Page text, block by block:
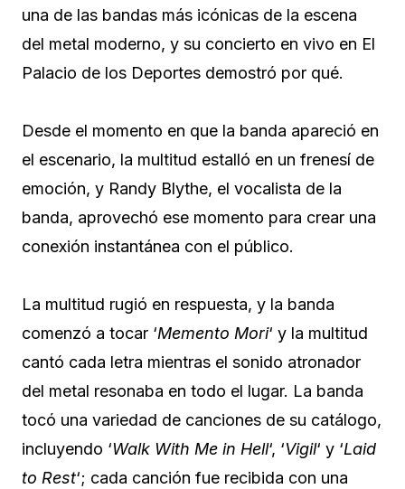
una de las bandas más icónicas de la escena
del metal moderno, y su concierto en vivo en El
Palacio de los Deportes demostró por qué.
Desde el momento en que la banda apareció en
el escenario, la multitud estalló en un frenesí de
emoción, y Randy Blythe, el vocalista de la
banda, aprovechó ese momento para crear una
conexión instantánea con el público.
La multitud rugió en respuesta, y la banda
comenzó a tocar ‘Memento Mori‘ y la multitud
cantó cada letra mientras el sonido atronador
del metal resonaba en todo el lugar. La banda
tocó una variedad de canciones de su catálogo,
incluyendo ‘Walk With Me in Hell‘, ‘Vigil‘ y ‘Laid
to Rest‘; cada canción fue recibida con una